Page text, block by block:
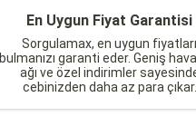
En Uygun Fiyat Garantisi
Sorgulamax, en uygun fiyatları
bulmanızı garanti eder. Geniş
ağı ve özel indirimler
cebinizden daha az para çıkar.